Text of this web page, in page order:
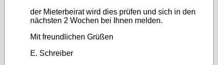
der Mieterbeirat wird dies prüfen und sich in den
nächsten 2 Wochen bei Ihnen melden.
Mit freundlichen Grüßen
E. Schreiber